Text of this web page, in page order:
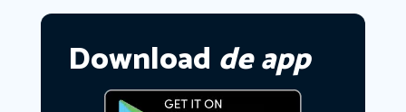
Download de app